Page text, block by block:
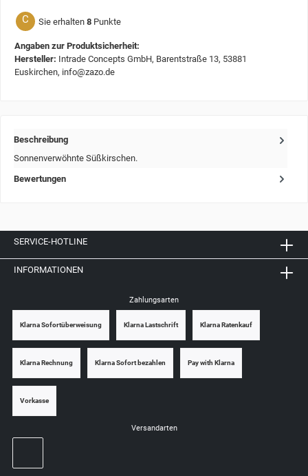
C Sie erhalten 8 Punkte
Angaben zur Produktsicherheit:
Hersteller: Intrade Concepts GmbH, Barentstraße 13, 53881
Euskirchen, info@zazo.de
Beschreibung
Sonnenverwöhnte Süßkirschen.
Bewertungen
SERVICE-HOTLINE
INFORMATIONEN
Zahlungsarten
Klarna Sofortüberweisung Klarna Lastschrift Klarna Ratenkauf
Klarna Rechnung Klarna Sofort bezahlen Pay with Klarna
Vorkasse
Versandarten